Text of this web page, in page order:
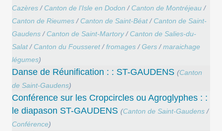
Cazères/ Canton de l’Isle en Dodon / Canton de Montréjeau/
Canton de Rieumes/ Canton de Saint-Béat/ Canton de Saint-
Gaudens/ Canton de Saint-Martory/ Canton de Salies-du-
Salat/ Canton du Fousseret/fromages/Gers/maraichage
légumes)
Danse de Réunification : : ST-GAUDENS (Canton
de Saint-Gaudens)
Conférence sur les Cropcircles ou Agroglyphes : :
le diapason ST-GAUDENS (Canton de Saint-Gaudens/
Conférence)